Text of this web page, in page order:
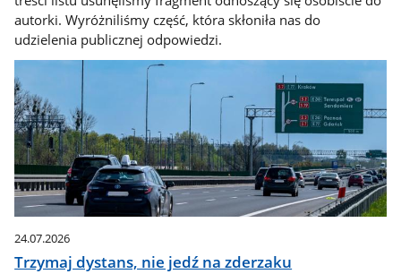
autorki. Wyróżniliśmy część, która skłoniła nas do
udzielenia publicznej odpowiedzi.
24.07.2026
Trzymaj dystans, nie jedź na zderzaku